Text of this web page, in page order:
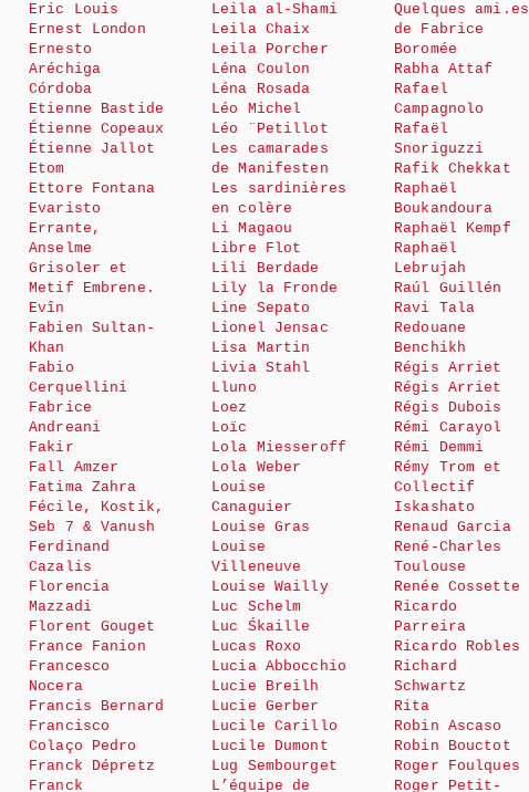
Eric Louis
Ernest London
Ernesto
Aréchiga
Córdoba
Etienne Bastide
Étienne Copeaux
Étienne Jallot
Etom
Ettore Fontana
Evaristo
Errante,
Anselme
Grisoler et
Metif Embrene.
Evîn
Fabien Sultan-
Khan
Fabio
Cerquellini
Fabrice
Andreani
Fakir
Fall Amzer
Fatima Zahra
Fécile, Kostik,
Seb 7 & Vanush
Ferdinand
Cazalis
Florencia
Mazzadi
Florent Gouget
France Fanion
Francesco
Nocera
Francis Bernard
Francisco
Colaço Pedro
Franck Dépretz
Franck
Leila al-Shami
Leila Chaix
Leila Porcher
Léna Coulon
Léna Rosada
Léo Michel
Léo ¨Petillot
Les camarades
de Manifesten
Les sardinières
en colère
Li Magaou
Libre Flot
Lili Berdade
Lily la Fronde
Line Sepato
Lionel Jensac
Lisa Martin
Livia Stahl
Lluno
Loez
Loïc
Lola Miesseroff
Lola Weber
Louise
Canaguier
Louise Gras
Louise
Villeneuve
Louise Wailly
Luc Schelm
Luc Śkaille
Lucas Roxo
Lucia Abbocchio
Lucie Breilh
Lucie Gerber
Lucile Carillo
Lucile Dumont
Lug Sembourget
L’équipe de
Quelques ami.es
de Fabrice
Boromée
Rabha Attaf
Rafael
Campagnolo
Rafaël
Snoriguzzi
Rafik Chekkat
Raphaël
Boukandoura
Raphaël Kempf
Raphaël
Lebrujah
Raúl Guillén
Ravi Tala
Redouane
Benchikh
Régis Arriet
Régis Arriet
Régis Dubois
Rémi Carayol
Rémi Demmi
Rémy Trom et
Collectif
Iskashato
Renaud Garcia
René-Charles
Toulouse
Renée Cossette
Ricardo
Parreira
Ricardo Robles
Richard
Schwartz
Rita
Robin Ascaso
Robin Bouctot
Roger Foulques
Roger Petit-